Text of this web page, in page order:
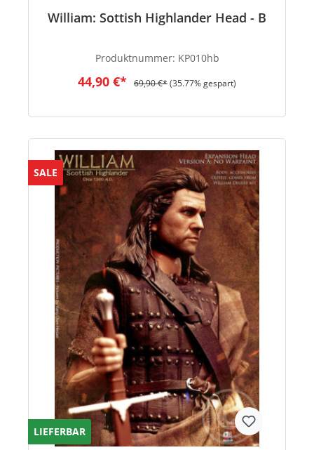
William: Sottish Highlander Head - B
Produktnummer: KP010hb
44,90 €* 69,90 €*(35.77% gespart)
SALE
LIEFERBAR